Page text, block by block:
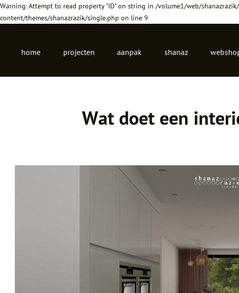
Warning: Attempt to read property "ID" on string in /volume1/web/
content/themes/shanazrazik/single.php on line 9
Hoofdnmenu
home projecten aanpak shanaz
Wat doet een